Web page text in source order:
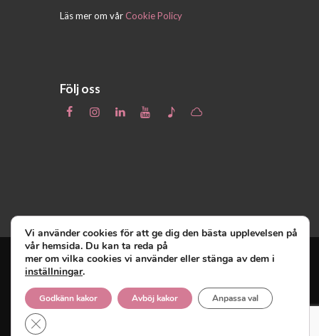
Läs mer om vårCookie Policy
Följ oss
innehar upphovsrätten till denna site och
reserverar sig alla rättigheter därtill.
Vi använder cookies för att ge dig den bästa upplevelsen på
vår hemsida. Du kan ta reda på
mer om vilka cookies vi använder eller stänga av dem i
inställningar.
Godkänn kakor Avböj kakor Anpassa val
Close GDPR Cookie Banner